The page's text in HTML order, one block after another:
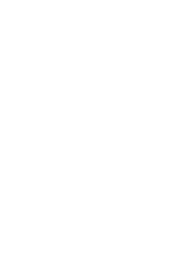
orvoshoz!
forduljon orvoshoz!